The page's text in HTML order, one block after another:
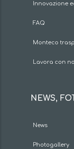
Innovazione
FAQ
Monteco
Lavora con
NEWS,
News
Photogallery